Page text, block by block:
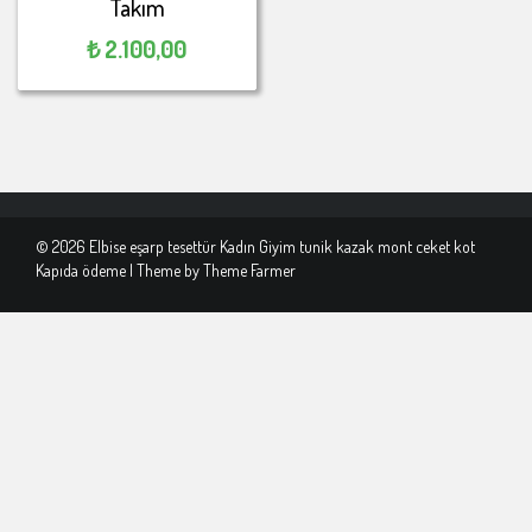
Takım
₺2.100,00
© 2026 Elbise eşarp tesettür Kadın Giyim tunik kazak mont ceket kot
Kapıda ödeme | Theme byTheme Farmer